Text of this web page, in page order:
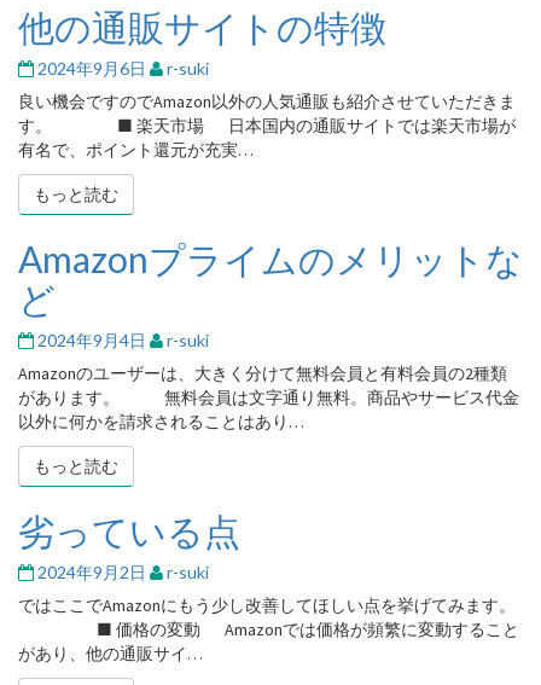
手
に
入
れ
る
に
は
他
の
通
販
サ
イ
ト
特
他の通販サイトの特徴
2024年9月6日 r-suki
良い機会ですのでAmazon以外の人気通販も紹介させていただきま
す。 ■ 楽天市場 日本国内の通販サイトでは楽天市場が
有名で、ポイント還元が充実…
もっと読むもっと読む
Amazon
プ
ラ
イ
ム
の
メ
リ
ッ
な
ど
Amazonプライムのメリットな
ど
2024年9月4日 r-suki
Amazonのユーザーは、大きく分けて無料会員と有料会員の2種類
があります。 無料会員は文字通り無料。商品やサービス代金
以外に何かを請求されることはあり…
もっと読むもっと読む
劣
っ
て
い
る
点
劣っている点
2024年9月2日 r-suki
ではここでAmazonにもう少し改善してほしい点を挙げてみます。
■ 価格の変動 Amazonでは価格が頻繁に変動すること
があり、他の通販サイ…